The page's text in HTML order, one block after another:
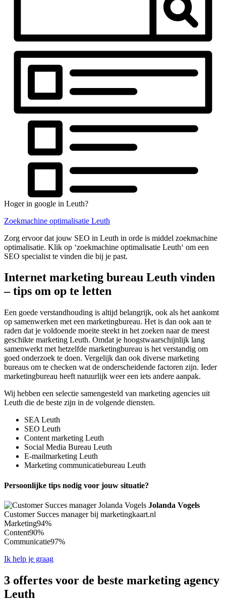
Hoger in google in Leuth?
Zoekmachine optimalisatie Leuth
Zorg ervoor dat jouw SEO in Leuth in orde is middel zoekmachine
optimalisatie. Klik op ‘zoekmachine optimalisatie Leuth‘ om een
SEO specialist te vinden die bij je past.
Internet marketing bureau Leuth vinden
– tips om op te letten
Een goede verstandhouding is altijd belangrijk, ook als het aankomt
op samenwerken met een marketingbureau. Het is dan ook aan te
raden dat je voldoende moeite steekt in het zoeken naar de meest
geschikte marketing Leuth. Omdat je hoogstwaarschijnlijk lang
samenwerkt met hetzelfde marketingbureau is het verstandig om
goed onderzoek te doen. Vergelijk dan ook diverse marketing
bureaus om te checken wat de onderscheidende factoren zijn. Ieder
marketingbureau heeft natuurlijk weer een iets andere aanpak.
Wij hebben een selectie samengesteld van marketing agencies uit
Leuth die de beste zijn in de volgende diensten.
SEA Leuth
SEO Leuth
Content marketing Leuth
Social Media Bureau Leuth
E-mailmarketing Leuth
Marketing communicatiebureau Leuth
Persoonlijke tips nodig voor jouw situatie?
Jolanda Vogels
Customer Succes manager bij marketingkaart.nl
Marketing94%
Content90%
Communicatie97%
Ik help je graag
3 offertes voor de beste marketing agency
Leuth